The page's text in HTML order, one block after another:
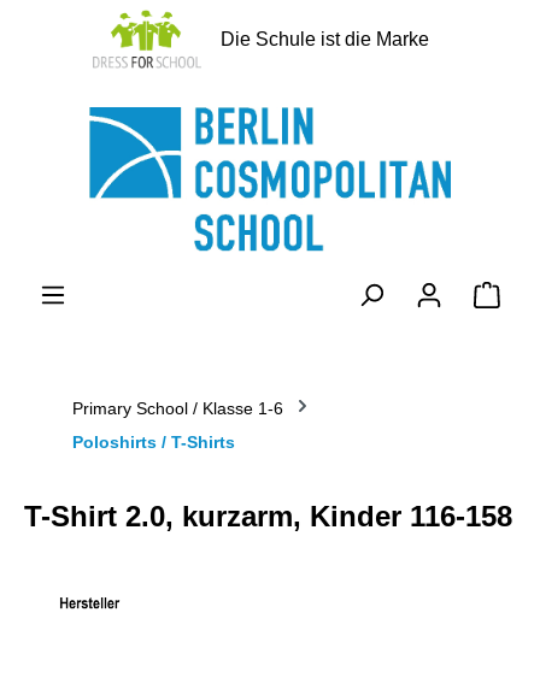
springen
Die Schule ist die Marke
Primary School / Klasse 1-6
Poloshirts / T-Shirts
T-Shirt 2.0, kurzarm, Kinder 116-158